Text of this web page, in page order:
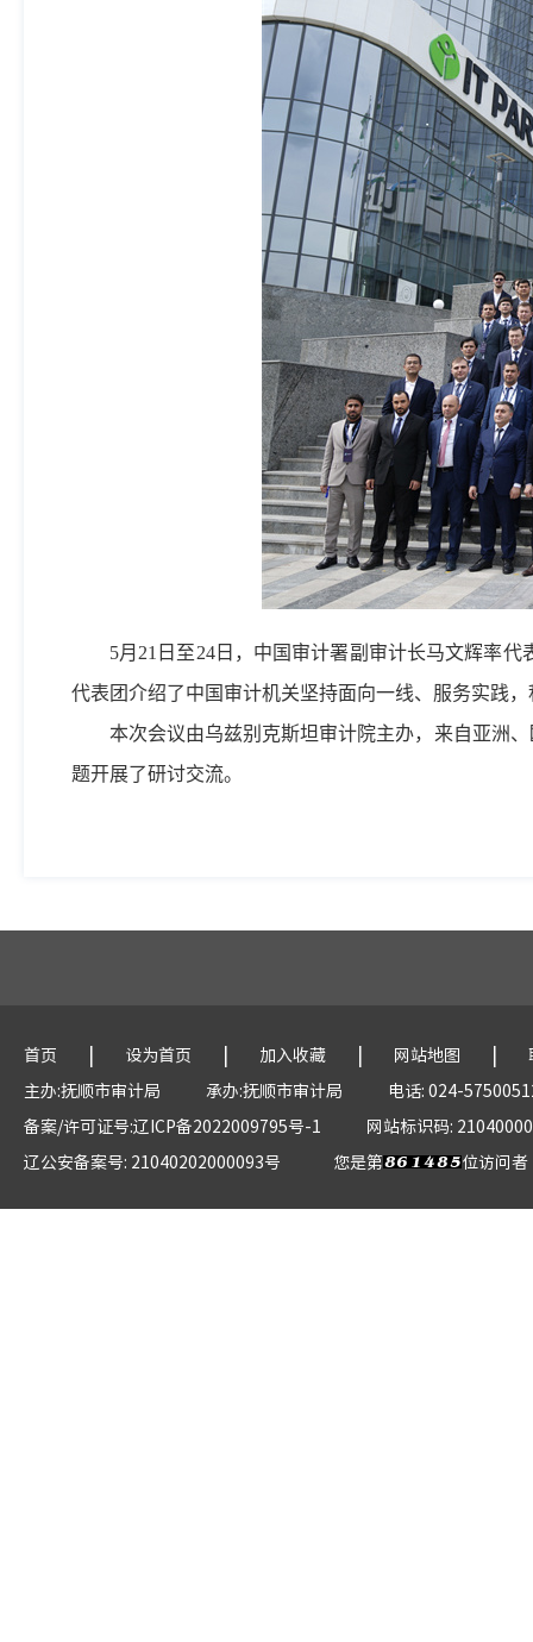
5月21日至24日，中国审计署副审计长马文辉率
代表团介绍了中国审计机关坚持面向一线、服务实践
本次会议由乌兹别克斯坦审计院主办，来自亚洲
题开展了研讨交流。
首页 | 设为首页 | 加入收藏 | 网站地图 |
主办:抚顺市审计局
承办:抚顺市审计局
电话: 024-
备案/许可证号:辽ICP备2022009795号-1
网站标识码:
辽公安备案号: 21040202000093号
您是第 位访问者